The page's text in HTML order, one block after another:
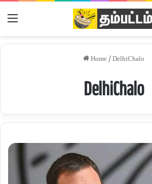
Home / DelhiChalo
DelhiChalo